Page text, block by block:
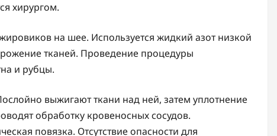
хирургом.
на шее. Используется жидкий азот низкой
тканей. Проведение процедуры
и рубцы.
выжигают ткани над ней, затем уплотнение
обработку кровеносных сосудов.
повязка. Отсутствие опасности для